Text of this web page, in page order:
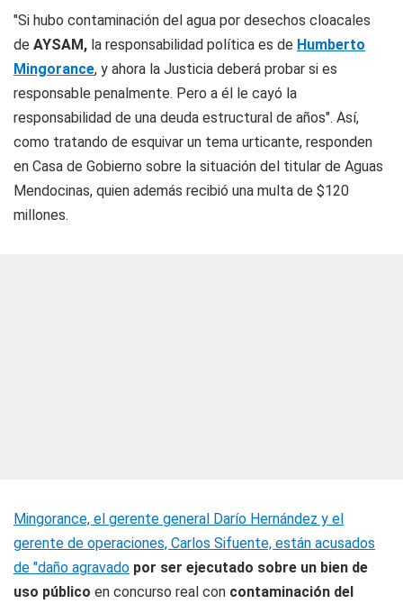
"Si hubo contaminación del agua por desechos cloacales
de AYSAM, la responsabilidad política es de Humberto
Mingorance, y ahora la Justicia deberá probar si es
responsable penalmente. Pero a él le cayó la
responsabilidad de una deuda estructural de años". Así,
como tratando de esquivar un tema urticante, responden
en Casa de Gobierno sobre la situación del titular de Aguas
Mendocinas, quien además recibió una multa de $120
millones.
Mingorance, el gerente general Darío Hernández y el
gerente de operaciones, Carlos Sifuente, están acusados
de "daño agravado por ser ejecutado sobre un bien de
uso público en concurso real con contaminación del